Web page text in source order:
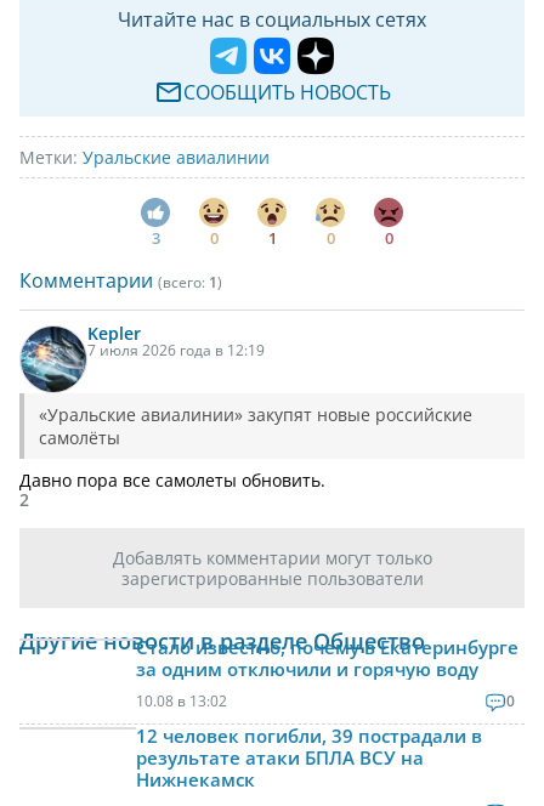
Читайте нас в социальных сетях
СООБЩИТЬ НОВОСТЬ
Метки: Уральские авиалинии
3 0 1 0 0
Комментарии (всего: 1)
Kepler
7 июля 2026 года в 12:19
«Уральские авиалинии» закупят новые российские
самолёты
Давно пора все самолеты обновить.
2
Добавлять комментарии могут только
зарегистрированные пользователи
Другие новости в разделе Общество
Стало известно, почему в Екатеринбурге
за одним отключили и горячую воду
10.08 в 13:02 0
12 человек погибли, 39 пострадали в
результате атаки БПЛА ВСУ на
Нижнекамск